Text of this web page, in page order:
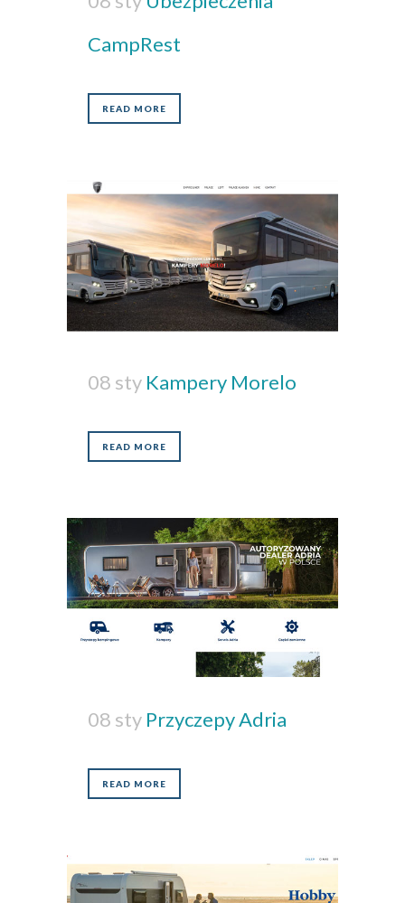
CampRest
READ MORE
08 sty Kampery Morelo
READ MORE
08 sty Przyczepy Adria
READ MORE